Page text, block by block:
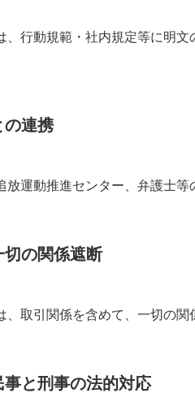
、行動規範・社内規定等に明
の連携
放運動推進センター、弁護士
の関係遮断
、取引関係を含めて、一切の関
と刑事の法的対応